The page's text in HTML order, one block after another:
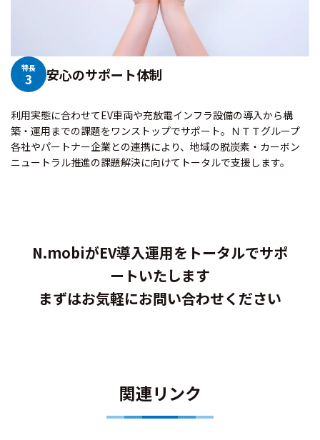
特長
3 安心のサポート体制
利用実態に合わせてEV車両や充放電インフラ設備の導入から構
築・運用までの課題をワンストップでサポート。ＮＴＴグループ
各社やパートナー企業との連携により、地域の脱炭素・カーボン
ニュートラル推進の課題解決に向けてトータルで支援します。
N.mobiがEV導入運用をトータルでサポ
ートいたします
まずはお気軽にお問い合わせください
関連リンク